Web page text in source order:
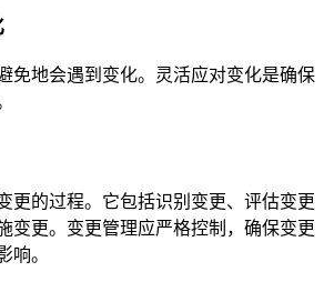
免地会遇到变化。灵活应对变化是确保
更的过程。它包括识别变更、评估变更
变更。变更管理应严格控制，确保变更
响。